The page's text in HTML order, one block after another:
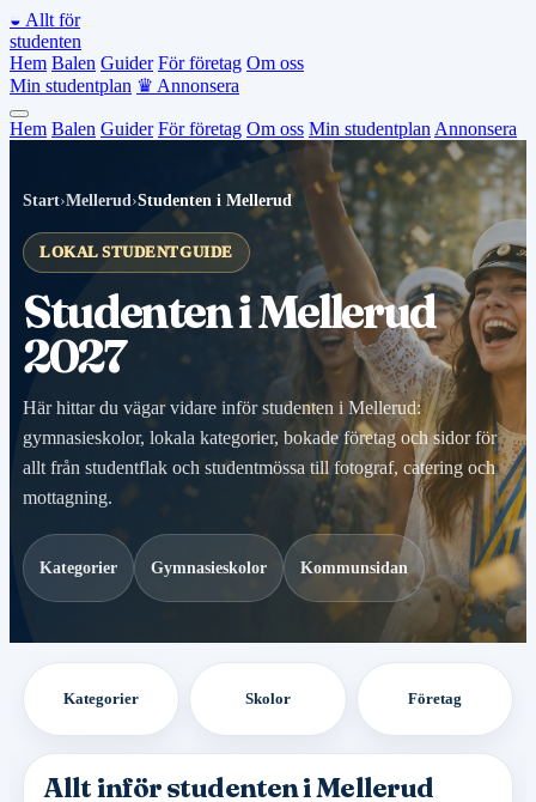
◒ Allt för
studenten
Hem Balen Guider För företag Om oss
Min studentplan ♛ Annonsera
Hem Balen Guider För företag Om oss Min studentplan Annonsera
Start›Mellerud›Studenten i Mellerud
LOKAL STUDENTGUIDE
Studenten i Mellerud
2027
Här hittar du vägar vidare inför studenten i Mellerud:
gymnasieskolor, lokala kategorier, bokade företag och sidor för
allt från studentflak och studentmössa till fotograf, catering och
mottagning.
Kategorier Gymnasieskolor Kommunsidan
Kategorier Skolor Företag
Allt inför studenten i Mellerud